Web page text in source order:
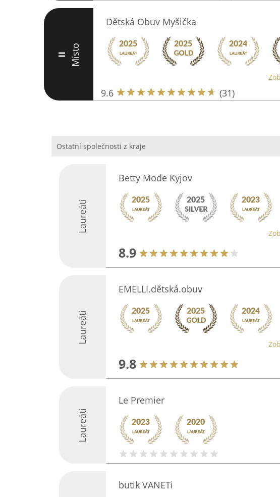
II Místo
Dětská Obuv Myšička
9.6 (31)
Ostatní společnosti z kraje
Laureáti
Betty Mode Kyjov
8.9
Laureáti
EMELLI.dětská.obuv
9.8
Laureáti
Le Premier
butik VANETi